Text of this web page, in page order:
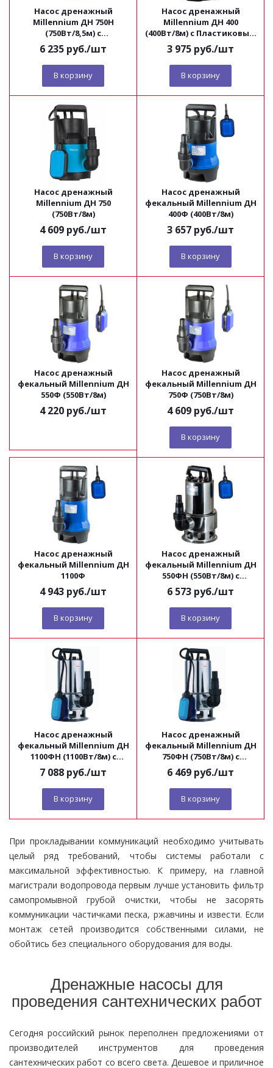
Насос дренажный
Millennium ДН 750Н
(750Вт/8,5м) с
нержавеющим корпусом
6 235 руб./шт
В корзину
Насос дренажный
Millennium ДН 400
(400Вт/8м) с Пластиковым
корпусом
3 975 руб./шт
В корзину
Насос дренажный
Millennium ДН 750
(750Вт/8м)
4 609 руб./шт
В корзину
Насос дренажный
фекальный Millennium ДН
400Ф (400Вт/8м)
3 657 руб./шт
В корзину
Насос дренажный
фекальный Millennium ДН
550Ф (550Вт/8м)
4 220 руб./шт
Насос дренажный
фекальный Millennium ДН
750Ф (750Вт/8м)
4 609 руб./шт
В корзину
Насос дренажный
фекальный Millennium ДН
1100Ф
4 943 руб./шт
В корзину
Насос дренажный
фекальный Millennium ДН
550ФН (550Вт/8м) с
нержавеющим корпусом
6 573 руб./шт
В корзину
Насос дренажный
фекальный Millennium ДН
1100ФН (1100Вт/8м) с
нержавеющим корпусом
7 088 руб./шт
В корзину
Насос дренажный
фекальный Millennium ДН
750ФН (750Вт/8м) с
нержавеющим корпусом
6 469 руб./шт
В корзину
При прокладывании коммуникаций необходимо учитывать
целый ряд требований, чтобы системы работали с
максимальной эффективностью. К примеру, на главной
магистрали водопровода первым лучше установить фильтр
самопромывной грубой очистки, чтобы не засорять
коммуникации частичками песка, ржавчины и извести. Если
монтаж сетей производится собственными силами, не
обойтись без специального оборудования для воды.
Дренажные насосы для
проведения сантехнических работ
Сегодня российский рынок переполнен предложениями от
производителей инструментов для проведения
сантехнических работ со всего света. Дешевое и приличное